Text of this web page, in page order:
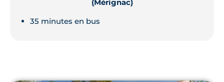
(Mérignac)
35 minutes en bus